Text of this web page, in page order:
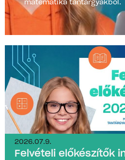
matematika tantárgyakból.
2026.07.9.
Felvételi előkészítők